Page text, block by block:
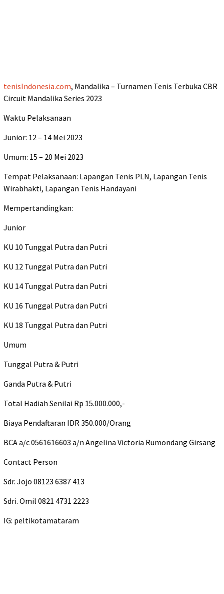
tenisIndonesia.com, Mandalika – Turnamen Tenis Terbuka CBR
Circuit Mandalika Series 2023
Waktu Pelaksanaan
Junior: 12 – 14 Mei 2023
Umum: 15 – 20 Mei 2023
Tempat Pelaksanaan: Lapangan Tenis PLN, Lapangan Tenis
Wirabhakti, Lapangan Tenis Handayani
Mempertandingkan:
Junior
KU 10 Tunggal Putra dan Putri
KU 12 Tunggal Putra dan Putri
KU 14 Tunggal Putra dan Putri
KU 16 Tunggal Putra dan Putri
KU 18 Tunggal Putra dan Putri
Umum
Tunggal Putra & Putri
Ganda Putra & Putri
Total Hadiah Senilai Rp 15.000.000,-
Biaya Pendaftaran IDR 350.000/Orang
BCA a/c 0561616603 a/n Angelina Victoria Rumondang Girsang
Contact Person
Sdr. Jojo 08123 6387 413
Sdri. Omil 0821 4731 2223
IG: peltikotamataram